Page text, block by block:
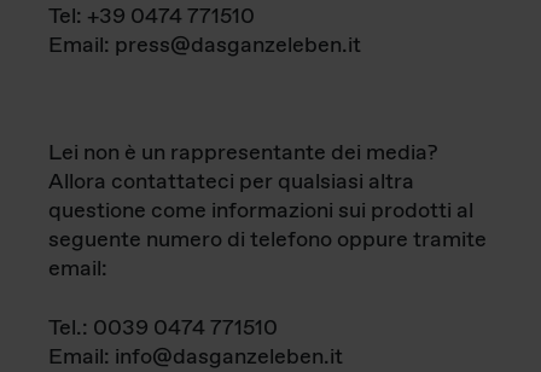
Tel: +39 0474 771510
Email: press@dasganzeleben.it
Lei non è un rappresentante dei media?
Allora contattateci per qualsiasi altra
questione come informazioni sui prodotti al
seguente numero di telefono oppure tramite
email:
Tel.: 0039 0474 771510
Email: info@dasganzeleben.it